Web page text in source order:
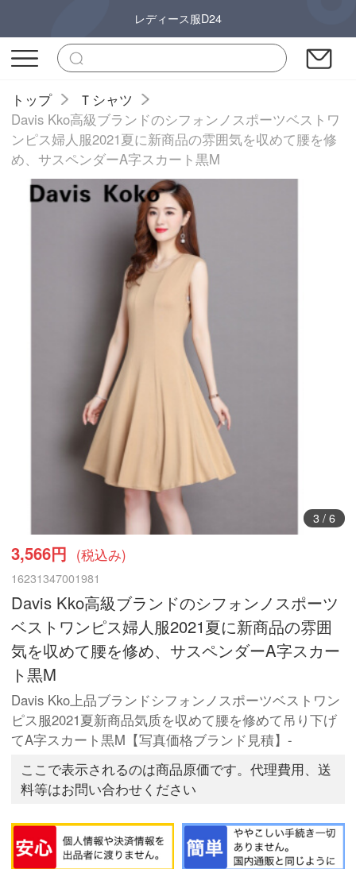
レディース服D24
トップ
Ｔシャツ
Davis Kko高級ブランドのシフォンノスポーツベストワ
ンピス婦人服2021夏に新商品の雰囲気を収めて腰を修
め、サスペンダーA字スカート黒M
4/ 6
3,566円 (税込み)
16231347001981
Davis Kko高級ブランドのシフォンノスポーツ
ベストワンピス婦人服2021夏に新商品の雰囲
気を収めて腰を修め、サスペンダーA字スカー
ト黒M
Davis Kko上品ブランドシフォンノスポーツベストワン
ピス服2021夏新商品気质を収めて腰を修めて吊り下げ
てA字スカート黒M【写真価格ブランド見積】-
ここで表示されるのは商品原価です。代理費用、送
料等はお問い合わせください